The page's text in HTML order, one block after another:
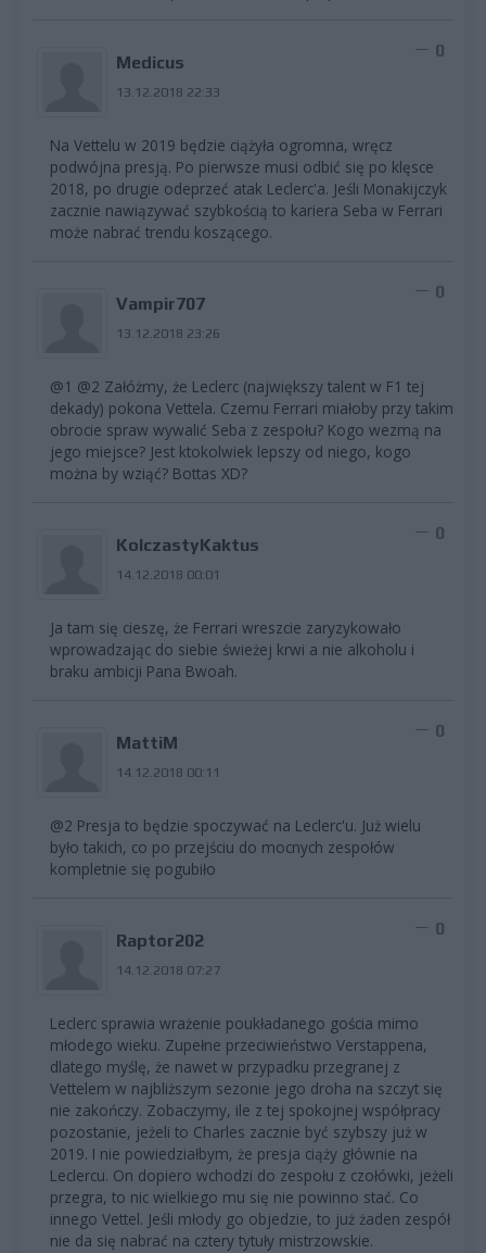
Medicus
13.12.2018 22:33
0
Na Vettelu w 2019 będzie ciążyła ogromna, wręcz
podwójna presją. Po pierwsze musi odbić się po klęsce
2018, po drugie odeprzeć atak Leclerc'a. Jeśli Monakijczyk
zacznie nawiązywać szybkością to kariera Seba w Ferrari
może nabrać trendu koszącego.
Vampir707
13.12.2018 23:26
0
@1 @2 Załóżmy, że Leclerc (największy talent w F1 tej
dekady) pokona Vettela. Czemu Ferrari miałoby przy takim
obrocie spraw wywalić Seba z zespołu? Kogo wezmą na
jego miejsce? Jest ktokolwiek lepszy od niego, kogo
można by wziąć? Bottas XD?
KolczastyKaktus
14.12.2018 00:01
0
Ja tam się cieszę, że Ferrari wreszcie zaryzykowało
wprowadzając do siebie świeżej krwi a nie alkoholu i
braku ambicji Pana Bwoah.
MattiM
14.12.2018 00:11
0
@2 Presja to będzie spoczywać na Leclerc'u. Już wielu
było takich, co po przejściu do mocnych zespołów
kompletnie się pogubiło
Raptor202
14.12.2018 07:27
0
Leclerc sprawia wrażenie poukładanego gościa mimo
młodego wieku. Zupełne przeciwieństwo Verstappena,
dlatego myślę, że nawet w przypadku przegranej z
Vettelem w najbliższym sezonie jego droha na szczyt się
nie zakończy. Zobaczymy, ile z tej spokojnej współpracy
pozostanie, jeżeli to Charles zacznie być szybszy już w
2019. I nie powiedziałbym, że presja ciąży głównie na
Leclercu. On dopiero wchodzi do zespołu z czołówki, jeżeli
przegra, to nic wielkiego mu się nie powinno stać. Co
innego Vettel. Jeśli młody go objedzie, to już żaden zespół
nie da się nabrać na cztery tytuły mistrzowskie.